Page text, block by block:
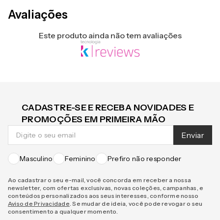
Avaliações
Este produto ainda não tem avaliações
CADASTRE-SE E RECEBA NOVIDADES E
PROMOÇÕES EM PRIMEIRA MÃO
Enviar
Masculino Feminino Prefiro não responder
Ao cadastrar o seu e-mail, você concorda em receber a nossa
newsletter, com ofertas exclusivas, novas coleções, campanhas, e
conteúdos personalizados aos seus interesses, conforme nosso
Aviso de Privacidade . Se mudar de ideia, você pode revogar o seu
consentimento a qualquer momento.